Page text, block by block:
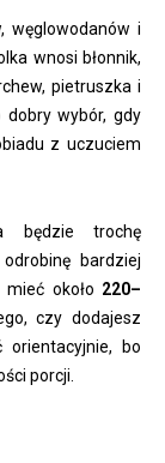
węglowodanów i
wnosi błonnik,
pietruszka i
wybór, gdy
z uczuciem
będzie trochę
bardziej
około 220–
czy dodajesz
bo
porcji.